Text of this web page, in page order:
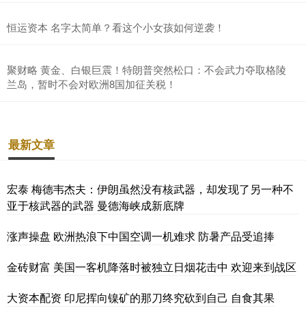
恒运资本 名字太简单？看这个小女孩如何逆袭！
聚财略 黄金、白银巨震！特朗普突然松口：不会武力夺取格陵
兰岛，暂时不会对欧洲8国加征关税！
最新文章
宏泰 梅德韦杰夫：伊朗虽然没有核武器，却发现了另一种不
亚于核武器的武器 曼德海峡成新底牌
涨声操盘 欧洲热浪下中国空调一机难求 防暑产品受追捧
金砖财富 美国一客机降落时被独立日烟花击中 欢迎来到战区
大资本配资 印尼挥向镍矿的那刀终究砍到自己 自食其果